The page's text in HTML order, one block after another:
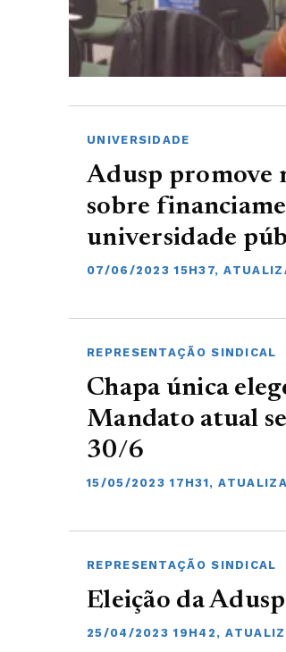
UNIVERSIDADE
Adusp promove
sobre
universidade
07/06/2023 15H37,
REPRESENTAÇÃO SINDICAL
Chapa única
Mandato atual
30/6
15/05/2023 17H31,
REPRESENTAÇÃO SINDICAL
Eleição da
25/04/2023 19H42,